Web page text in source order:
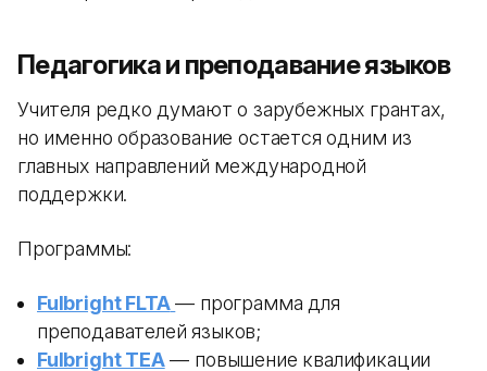
Педагогика и преподавание языков
Учителя редко думают о зарубежных грантах,
но именно образование остается одним из
главных направлений международной
поддержки.
Программы:
Fulbright FLTA — программа для
преподавателей языков;
Fulbright TEA— повышение квалификации